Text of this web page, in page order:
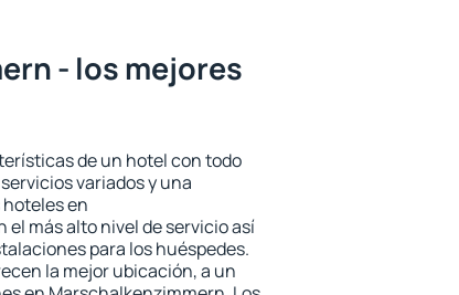
- los mejores
de un hotel con todo
variados y una
en
más alto nivel de servicio así
para los huéspedes.
la mejor ubicación, a un